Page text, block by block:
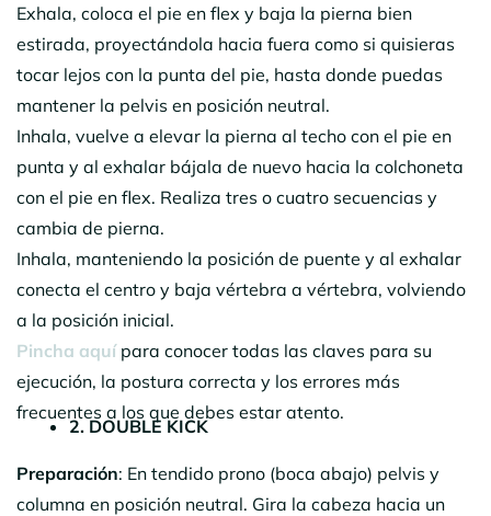
Exhala, coloca el pie en flex y baja la pierna bien
estirada, proyectándola hacia fuera como si quisieras
tocar lejos con la punta del pie, hasta donde puedas
mantener la pelvis en posición neutral.
Inhala, vuelve a elevar la pierna al techo con el pie en
punta y al exhalar bájala de nuevo hacia la colchoneta
con el pie en flex. Realiza tres o cuatro secuencias y
cambia de pierna.
Inhala, manteniendo la posición de puente y al exhalar
conecta el centro y baja vértebra a vértebra, volviendo
a la posición inicial.
Pincha aquí para conocer todas las claves para su
ejecución, la postura correcta y los errores más
frecuentes a los que debes estar atento.
2. DOUBLE KICK
Preparación: En tendido prono (boca abajo) pelvis y
columna en posición neutral. Gira la cabeza hacia un